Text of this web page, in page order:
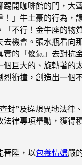
開咖啡館的門，大
」牛土豪的行為，
不行！金牛座的物
機會。張水瓶看向
的「傻氣」去對抗
巨大的、旋轉著的
衝撞，創造出一個
封”及違規異地法律
律專項舉動，獲得
晉陞，以包養情婦嚴